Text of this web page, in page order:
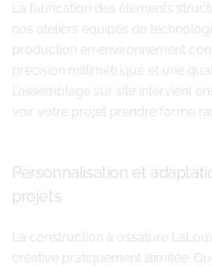
La fabrication des éléments
nos ateliers équipés de
production en environnement
précision millimétrique et une
L’assemblage sur site intervient
voir votre projet prendre forme
Personnalisation et
projets
La construction à ossature
créative pratiquement illimitée.